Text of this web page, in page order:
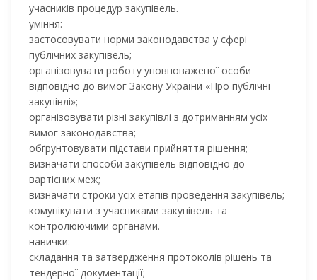
учасників процедур закупівель.
уміння:
застосовувати норми законодавства у сфері
публічних закупівель;
організовувати роботу уповноваженої особи
відповідно до вимог Закону України «Про публічні
закупівлі»;
організовувати різні закупівлі з дотриманням усіх
вимог законодавства;
обґрунтовувати підстави прийняття рішення;
визначати способи закупівель відповідно до
вартісних меж;
визначати строки усіх етапів проведення закупівель;
комунікувати з учасниками закупівель та
контролюючими органами.
навички:
складання та затвердження протоколів рішень та
тендерної документації;